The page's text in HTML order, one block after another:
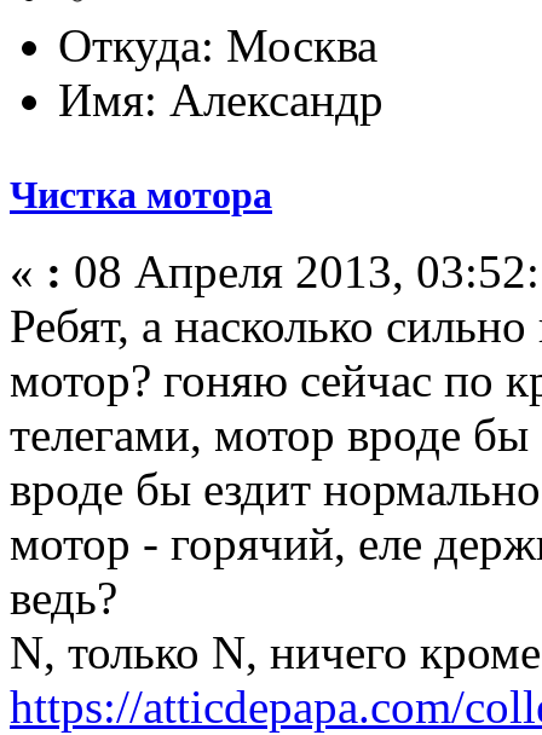
Откуда: Москва
Имя: Александр
Чистка мотора
« : 08 Апреля 2013,
Ребят, а насколько
мотор? гоняю сейчас по
телегами, мотор вроде
вроде бы ездит
мотор - горячий, еле
ведь?
N, только N, ничего
https://atticdepapa.com/